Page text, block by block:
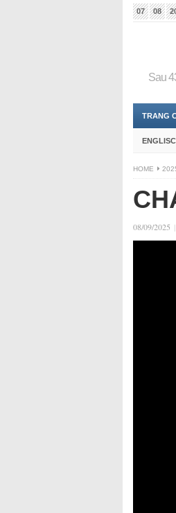
07 08
Sau
TRANG
HOME
08/09/2025 |